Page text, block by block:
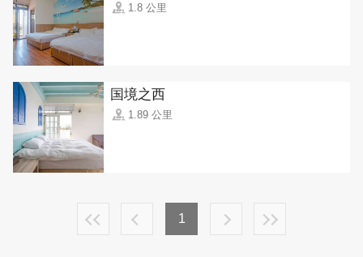
1.8 公里
国境之西
1.89 公里
1